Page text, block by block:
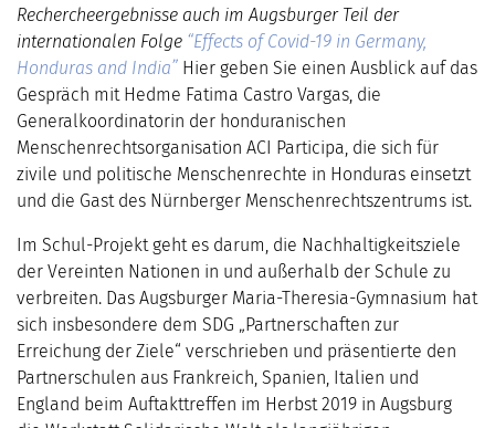
Rechercheergebnisse auch im Augsburger Teil der
internationalen Folge “Effects of Covid-19 in Germany,
Honduras and India” Hier geben Sie einen Ausblick auf das
Gespräch mit Hedme Fatima Castro Vargas, die
Generalkoordinatorin der honduranischen
Menschenrechtsorganisation ACI Participa, die sich für
zivile und politische Menschenrechte in Honduras einsetzt
und die Gast des Nürnberger Menschenrechtszentrums ist.
Im Schul-Projekt geht es darum, die Nachhaltigkeitsziele
der Vereinten Nationen in und außerhalb der Schule zu
verbreiten. Das Augsburger Maria-Theresia-Gymnasium hat
sich insbesondere dem SDG „Partnerschaften zur
Erreichung der Ziele“ verschrieben und präsentierte den
Partnerschulen aus Frankreich, Spanien, Italien und
England beim Auftakttreffen im Herbst 2019 in Augsburg